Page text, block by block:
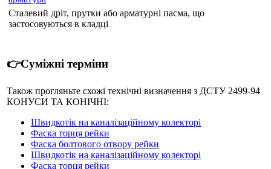
Сталевий дріт, прутки або арматурні пасма, що
застосовуються в кладці
👉Суміжні терміни
Також прогляньте схожі технічні визначення з ДСТУ 2499-94
КОНУСИ ТА КОНІЧНІ:
Швидкотік на каналізаційному колекторі
Фаска торця рейки
Фаска болтового отвору рейки
Швидкотік на каналізаційному колекторі
Фаска торця рейки